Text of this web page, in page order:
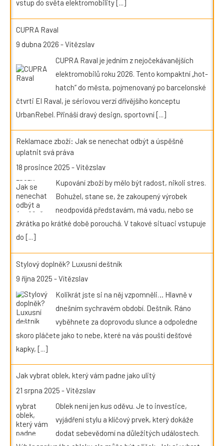
vstup do světa elektromobility [...]
CUPRA Raval
9 dubna 2026 -Vítězslav
CUPRA Raval je jedním z nejočekávanějších
elektromobilů roku 2026. Tento kompaktní „hot-
hatch“ do města, pojmenovaný po barcelonské
čtvrti El Raval, je sériovou verzí dřívějšího konceptu
UrbanRebel. Přináší dravý design, sportovní[...]
Reklamace zboží: Jak se nenechat odbýt a úspěšně
uplatnit svá práva
18 prosince 2025 -Vítězslav
Kupování zboží by mělo být radost, nikoli stres.
Bohužel, stane se, že zakoupený výrobek
neodpovídá představám, má vadu, nebo se
zkrátka po krátké době porouchá. V takové situaci vstupuje
do [...]
Stylový doplněk? Luxusní deštník
9 října 2025 -Vítězslav
Kolikrát jste si na něj vzpomněli… Hlavně v
dnešním sychravém období. Deštník. Ráno
vyběhnete za doprovodu slunce a odpoledne
skoro pláčete jako to nebe, které na vás pouští dešťové
kapky, [...]
Jak vybrat oblek, který vám padne jako ulitý
21 srpna 2025 -Vítězslav
Oblek není jen kus oděvu. Je to investice,
vyjádření stylu a klíčový prvek, který dokáže
dodat sebevědomí na důležitých událostech.